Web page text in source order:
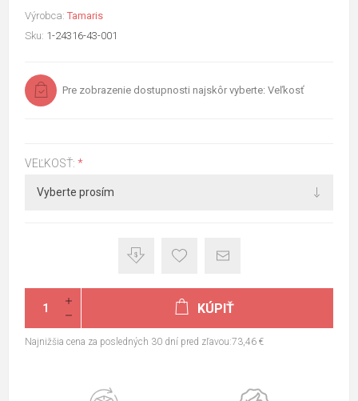
Výrobca: Tamaris
Sku: 1-24316-43-001
Pre zobrazenie dostupnosti najskôr vyberte: Veľkosť
VEĽKOSŤ: *
KÚPIŤ
Najnižšia cena za posledných 30 dní pred zľavou:73,46 €